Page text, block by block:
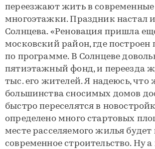
переезжают жить в современные
многоэтажки. Праздник настал
Солнцева. «Реновация пришла
московский район, где
по программе. В Солнцеве
пятиэтажный фонд, и переезда
тыс. его жителей. Я надеюсь,
большинства сносимых домов
быстро переселятся в
определено много стартовых
месте расселяемого жилья будет
современное строительство. Ну